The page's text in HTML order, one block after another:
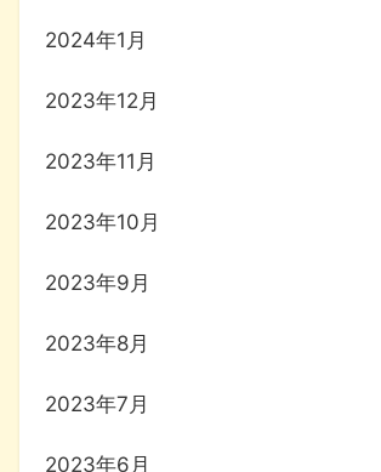
2024年1月
2023年12月
2023年11月
2023年10月
2023年9月
2023年8月
2023年7月
2023年6月